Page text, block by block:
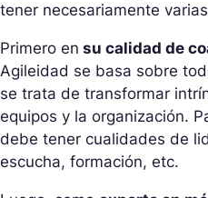
tener necesariamente
Primero en su calidad de
Agileidad se basa sobre
se trata de transformar
equipos y la organización.
debe tener cualidades de
escucha, formación, etc.